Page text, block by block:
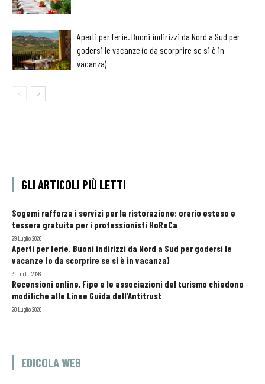
Aperti per ferie. Buoni indirizzi da Nord a Sud per
godersi le vacanze (o da scorprire se si è in
vacanza)
GLI ARTICOLI PIÙ LETTI
Sogemi rafforza i servizi per la ristorazione: orario esteso e
tessera gratuita per i professionisti HoReCa
29 Luglio 2026
Aperti per ferie. Buoni indirizzi da Nord a Sud per godersi le
vacanze (o da scorprire se si è in vacanza)
31 Luglio 2026
Recensioni online, Fipe e le associazioni del turismo chiedono
modifiche alle Linee Guida dell’Antitrust
20 Luglio 2026
EDICOLA WEB